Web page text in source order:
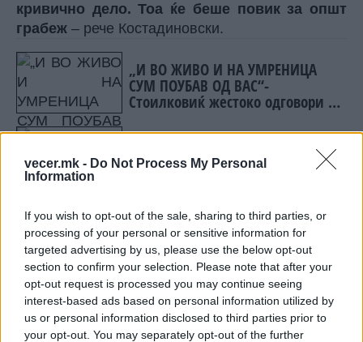
vecer.mk - Do Not Process My Personal
Information
If you wish to opt-out of the sale, sharing to third parties, or
processing of your personal or sensitive information for
targeted advertising by us, please use the below opt-out
section to confirm your selection. Please note that after your
opt-out request is processed you may continue seeing
interest-based ads based on personal information utilized by
us or personal information disclosed to third parties prior to
your opt-out. You may separately opt-out of the further
кривично дело. Тоа ќе беше повик за општ
грабеж – рече Костадиновски.
„И ВО ЖИВО И НА УМРЕНИЦА
СУМ ПОУБАВ ОД ВАС“-
Стоилковиќ жестоко одговори на
СДСМ
НАПРАВЕН, СЕ ЧЕКА ВОЗДУШНАТА
ОФАНЗИВА - Пожарот во Сопиште
спремаат „ер - тракторите““
Тој говореше и за потребата од уставни измени,
улогата на Уставниот суд во правниот поредок,
политичките притисоци врз институцијата, како
и за предметот поврзан со членот 218 и
долговите на јавните претпријатија. Оцени дека
иако Уставот дава доволна рамка за
функционирање на државата, постојат повеќе